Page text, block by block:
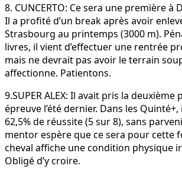
8. CUNCERTO: Ce sera une première à
Il a profité d’un break après avoir
Strasbourg au printemps (3000 m).
livres, il vient d’effectuer une rentrée
mais ne devrait pas avoir le terrain
affectionne. Patientons.
9.SUPER ALEX: Il avait pris la deuxième
épreuve l’été dernier. Dans les Quinté+,
62,5% de réussite (5 sur 8), sans
mentor espère que ce sera pour cette
cheval affiche une condition physique
Obligé d’y croire.